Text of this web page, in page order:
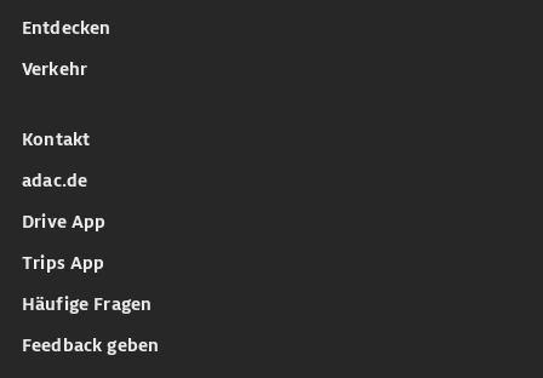
Entdecken
Verkehr
Kontakt
adac.de
Drive App
Trips App
Häufige Fragen
Feedback geben